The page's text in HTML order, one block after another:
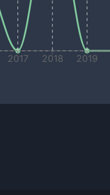
2017 2018 2019